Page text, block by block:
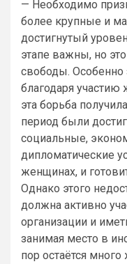
— Необходимо
более крупные и
достигнутый
этапе важны, но
свободы. Особенно
благодаря
эта борьба
период были
социальные,
дипломатические
женщинах, и
Однако этого
должна активно
организации и
занимая место в
пор остаётся